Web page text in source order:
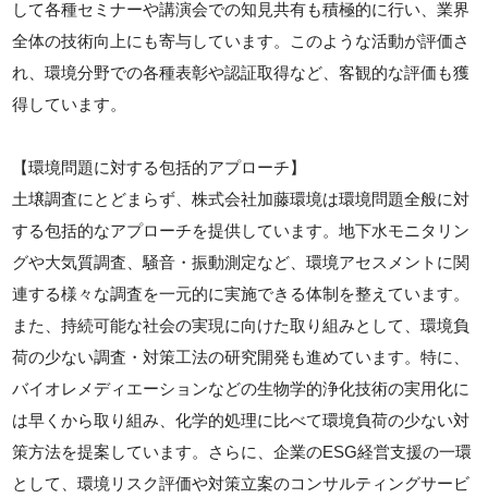
して各種セミナーや講演会での知見共有も積極的に行い、業界
全体の技術向上にも寄与しています。このような活動が評価さ
れ、環境分野での各種表彰や認証取得など、客観的な評価も獲
得しています。
【環境問題に対する包括的アプローチ】
土壌調査にとどまらず、株式会社加藤環境は環境問題全般に対
する包括的なアプローチを提供しています。地下水モニタリン
グや大気質調査、騒音・振動測定など、環境アセスメントに関
連する様々な調査を一元的に実施できる体制を整えています。
また、持続可能な社会の実現に向けた取り組みとして、環境負
荷の少ない調査・対策工法の研究開発も進めています。特に、
バイオレメディエーションなどの生物学的浄化技術の実用化に
は早くから取り組み、化学的処理に比べて環境負荷の少ない対
策方法を提案しています。さらに、企業のESG経営支援の一環
として、環境リスク評価や対策立案のコンサルティングサービ